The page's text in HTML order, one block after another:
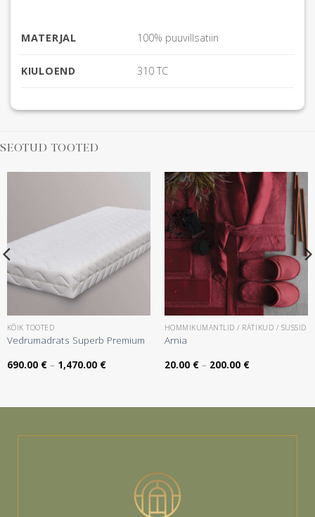
MATERJAL 100% puuvillsatiin
KIULOEND 310 TC
SEOTUD TOOTED
KÕIK TOOTED
Vedrumadrats Superb Premium
690.00 € – 1,470.00 €Hinnavahemik:
690.00 €
HOMMIKUMANTLID / RÄTIKUD / SUSSID
Arnia
20.00 € – 200.00 €Hinnavahemik:
20.00 €